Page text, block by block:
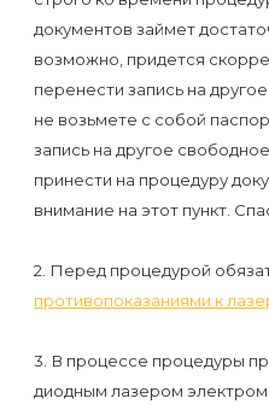
Администраторы
Контакты
сайта
в
Сфинксе
и
Формула-1
Эпиляция
раз
перед
документов займет
возможно, придется
перенести запись на
не возьмете с собой
запись на другое
принести на процедуру
внимание на этот пункт.
2. Перед процедурой
противопоказаниями к
3. В процессе процедуры
диодным лазером